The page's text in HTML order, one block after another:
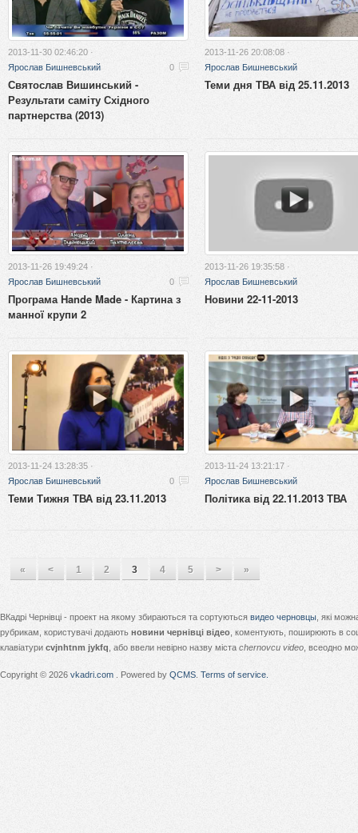
2013-11-30 02:46:20 ·
Ярослав Бишневський
0
Святослав Вишинський -
Результати саміту Східного
партнерства (2013)
2013-11-26 20:08:08 ·
Ярослав Бишневський
Теми дня ТВА від 25.11.2013
2013-11-26 19:49:24 ·
Ярослав Бишневський
0
Програма Hande Made - Картина з
манної крупи 2
2013-11-26 19:35:58 ·
Ярослав Бишневський
Новини 22-11-2013
2013-11-24 13:28:35 ·
Ярослав Бишневський
0
Теми Тижня ТВА від 23.11.2013
2013-11-24 13:21:17 ·
Ярослав Бишневський
Політика від 22.11.2013 ТВА
« < 1 2 3 4 5 > »
ВКадрі Чернівці - проект на якому збираються та сортуються видео черновцы , які
рубрикам, користувачі додають новини чернівці відео , коментують, поширюють в
клавіатури cvjnhtnm jykfq , або ввели невірно назву міста chernovcu video , всеодно
Copyright © 2026 vkadri.com . Powered by QCMS Terms of service.